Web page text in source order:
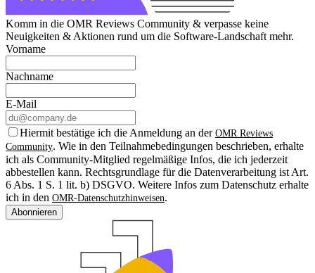
Komm in die OMR Reviews Community & verpasse keine
Neuigkeiten & Aktionen rund um die Software-Landschaft mehr.
Vorname
Nachname
E-Mail
Hiermit bestätige ich die Anmeldung an der OMR Reviews
Community. Wie in den Teilnahmebedingungen beschrieben, erhalte
ich als Community-Mitglied regelmäßige Infos, die ich jederzeit
abbestellen kann. Rechtsgrundlage für die Datenverarbeitung ist Art.
6 Abs. 1 S. 1 lit. b) DSGVO. Weitere Infos zum Datenschutz erhalte
ich in den OMR-Datenschutzhinweisen.
Abonnieren